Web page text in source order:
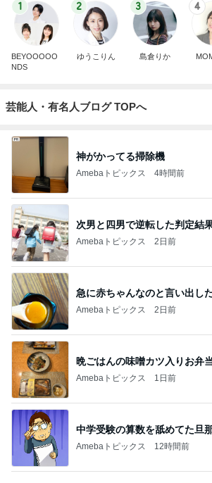
1
BEYOOOOO
NDS
2
ゆうこりん
3
島倉りか
4
芸能人・有名人ブログ TOPへ
神がかってる掃除機
Amebaトピックス 4時間前
次男と四男で逆転した判定結
Amebaトピックス 2日前
急に赤ちゃんなのと言い出し
Amebaトピックス 2日前
晩ごはんの味噌カツ入りお弁
Amebaトピックス 1日前
中学受験の算数を舐めてた旦
Amebaトピックス 12時間前